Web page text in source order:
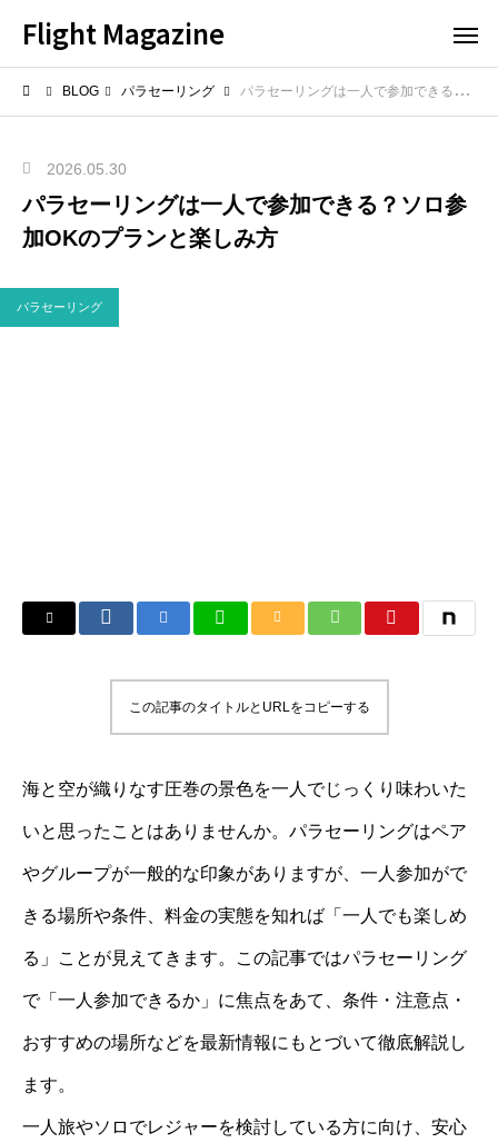
Flight Magazine
BLOG パラセーリング パラセーリングは一人で参加できる？ソロ参加OKのプランと楽しみ方
2026.05.30
パラセーリングは一人で参加できる？ソロ参
加OKのプランと楽しみ方
パラセーリング
この記事のタイトルとURLをコピーする
海と空が織りなす圧巻の景色を一人でじっくり味わいた
いと思ったことはありませんか。パラセーリングはペア
やグループが一般的な印象がありますが、一人参加がで
きる場所や条件、料金の実態を知れば「一人でも楽しめ
る」ことが見えてきます。この記事ではパラセーリング
で「一人参加できるか」に焦点をあて、条件・注意点・
おすすめの場所などを最新情報にもとづいて徹底解説し
ます。
一人旅やソロでレジャーを検討している方に向け、安心